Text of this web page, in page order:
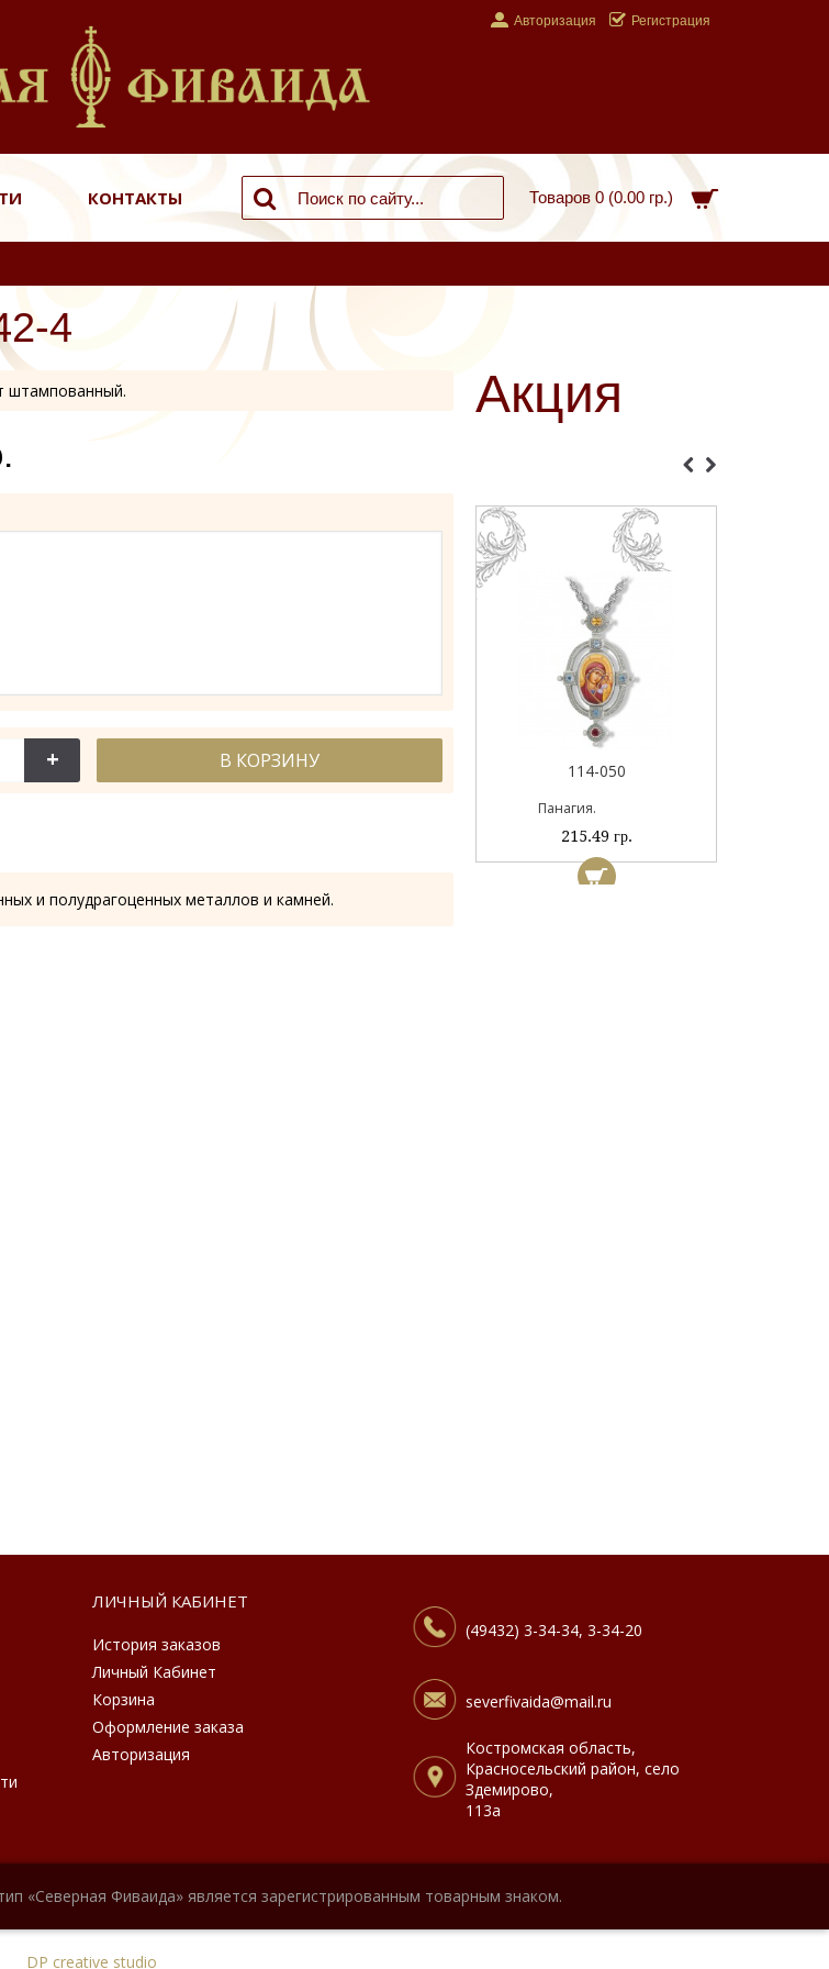
Авторизация Регистрация
КОНТАКТЫ Товаров 0 (0.00 гр.)
Акция
114-044А
4
штампованный.
+ В КОРЗИНУ
и полудрагоценных металлов и камней.
ЛИЧНЫЙ КАБИНЕТ
История заказов
Личный Кабинет
Корзина
Оформление заказа
Авторизация
(49432) 3-34-34, 3-34-20
severfivaida@mail.ru
Костромская область,
Красносельский район, село
Здемирово,
113а
«Северная Фиваида» является зарегистрированным товарным знаком.
DP creative studio